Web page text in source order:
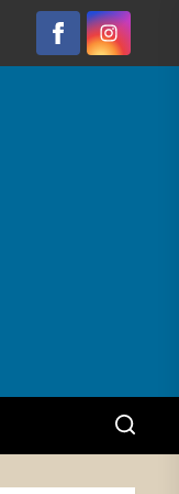
FacebookInstagram